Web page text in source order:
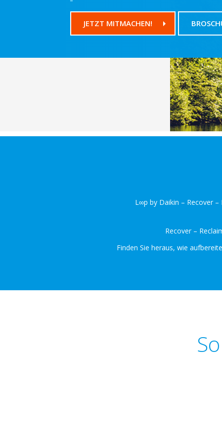
JETZT MITMACHEN!
L∞p by Daikin – Recover
Recover –
Finden Sie heraus, wie